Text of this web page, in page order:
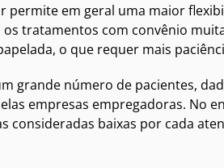
em geral uma maior
tratamentos com convênio
o que requer mais
grande número de pacientes,
empresas empregadoras. No
consideradas baixas por cada